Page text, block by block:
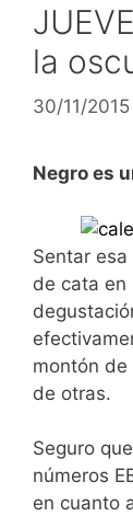
la
30/11/2015
Negro es
Sentar
de cata en
montón de
de otras.
Seguro
números
en cuanto